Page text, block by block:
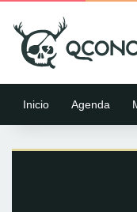
Inicio Agenda